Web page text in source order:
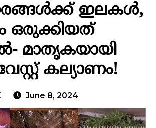
ഇലകൾ,
ഒരുക്കിയത്
മാതൃകയായി
കല്യാണം!
June 8, 2024